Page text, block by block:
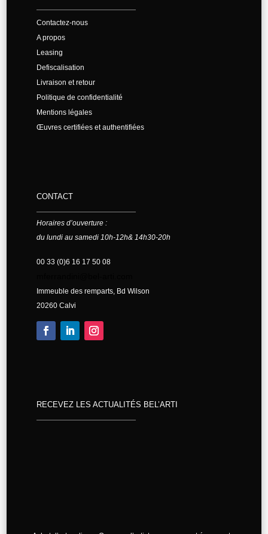
Contactez-nous
A propos
Leasing
Defiscalisation
Livraison et retour
Politique de confidentialité
Mentions légales
Œuvres certifiées et authentifiées
CONTACT
Horaires d’ouverture :
du lundi au samedi 10h-12h& 14h30-20h
00 33 (0)6 16 17 50 08
Immeuble des remparts, Bd Wilson
20260 Calvi
RECEVEZ LES ACTUALITÉS BEL’ARTI